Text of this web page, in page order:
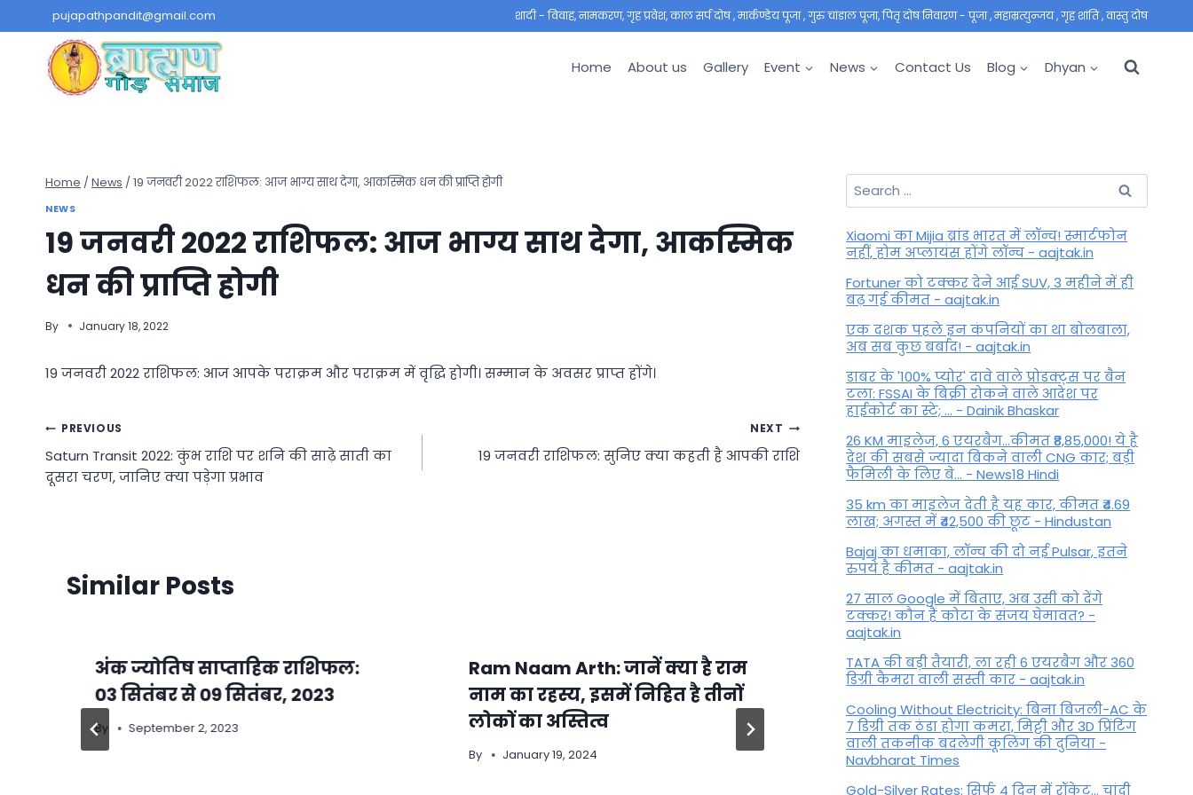
to
content
pujapathpandit@gmail.com शादी - विवाह, नामकरण, गृह प्रवेश, काल सर्प दोष , मार्कण्डेय पूजा , गुरु चांडाल पूजा, पितृ दोष निवारण - पूजा , महाम्रत्युन्जय , गृह शांति , वास्तु दोष
Home About us Gallery Event News Contact Us Blog Dhyan
Home / News / 19 जनवरी 2022 राशिफल: आज भाग्य साथ देगा, आकस्मिक धन की प्राप्ति होगी
NEWS
19 जनवरी 2022 राशिफल: आज भाग्य साथ देगा, आकस्मिक
धन की प्राप्ति होगी
By January 18, 2022
19 जनवरी 2022 राशिफल: आज आपके पराक्रम और पराक्रम में वृद्धि होगी। सम्मान के अवसर प्राप्त होंगे।
Post
navigation
PREVIOUS
Saturn Transit 2022: कुंभ राशि पर शनि की साढ़े साती का
दूसरा चरण, जानिए क्या पड़ेगा प्रभाव
NEXT
19 जनवरी राशिफल: सुनिए क्या कहती है आपकी राशि
Similar Posts
अंक ज्योतिष साप्ताहिक राशिफल:
03 सितंबर से 09 सितंबर, 2023
By September 2, 2023
Ram Naam Arth: जानें क्या है राम
नाम का रहस्य, इसमें निहित है तीनों
लोकों का अस्तित्व
By January 19, 2024
Aaj Ka Rashifal 01 August
2024: कैसा रहेगा अगस्त महीने का
पहला दिन, पढ़ें मेष से लेकर मीन
राशियों का राशिफल
Search
for:
Xiaomi का Mijia ब्रांड भारत में लॉन्च! स्मार्टफोन
नहीं, होम अप्लायंस होंगे लॉन्च - aajtak.in
Fortuner को टक्कर देने आई SUV, 3 महीने में ही
बढ़ गई कीमत - aajtak.in
एक दशक पहले इन कंपनियों का था बोलबाला,
अब सब कुछ बर्बाद! - aajtak.in
डाबर के '100% प्योर' दावे वाले प्रोडक्ट्स पर बैन
टला: FSSAI के बिक्री रोकने वाले आदेश पर
हाईकोर्ट का स्टे; ... - Dainik Bhaskar
26 KM माइलेज, 6 एयरबैग...कीमत ₹8,85,000! ये है
देश की सबसे ज्यादा बिकने वाली CNG कार; बड़ी
फैमिली के लिए बे... - News18 Hindi
35 km का माइलेज देती है यह कार, कीमत ₹4.69
लाख; अगस्त में ₹42,500 की छूट - Hindustan
Bajaj का धमाका, लॉन्च की दो नई Pulsar, इतने
रुपये है कीमत - aajtak.in
27 साल Google में बिताए, अब उसी को देंगे
टक्कर! कौन हैं कोटा के संजय घेमावत? -
aajtak.in
TATA की बड़ी तैयारी, ला रही 6 एयरबैग और 360
डिग्री कैमरा वाली सस्ती कार - aajtak.in
Cooling Without Electricity: बिना बिजली-AC के
7 डिग्री तक ठंडा होगा कमरा, मिट्टी और 3D प्रिंटिंग
वाली तकनीक बदलेगी कूलिंग की दुनिया -
Navbharat Times
Gold-Silver Rates: सिर्फ 4 दिन में रॉकेट... चांदी